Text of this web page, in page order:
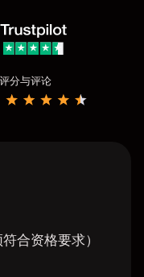
评分与评论
合资格要求）